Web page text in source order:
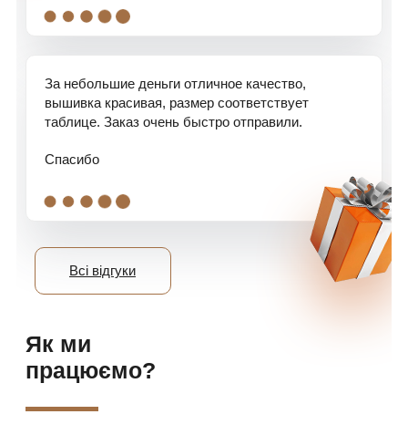
. . . . .
За небольшие деньги отличное качество,
вышивка красивая, размер соответствует
таблице. Заказ очень быстро отправили.
Спасибо
. . . . .
Всі відгуки
Як ми
працюємо?